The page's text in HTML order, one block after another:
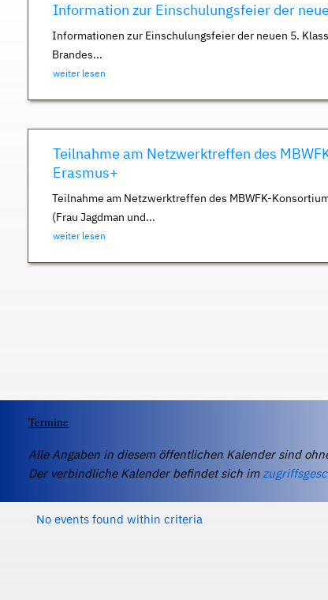
Information zur Einschulungsfeier der
Informationen zur Einschulungsfeier der neuen 5.
Brandes...
weiter lesen
Teilnahme am Netzwerktreffen des
Erasmus+
Teilnahme am Netzwerktreffen des MBWFK-
(Frau Jagdman und...
weiter lesen
Termine
Alle Angaben in diesem öffentlichen Kalender sind
Der verbindliche Kalender befindet sich im
No events found within criteria